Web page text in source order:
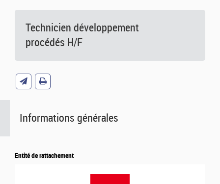
Technicien développement
procédés H/F
Informations générales
Entité de rattachement